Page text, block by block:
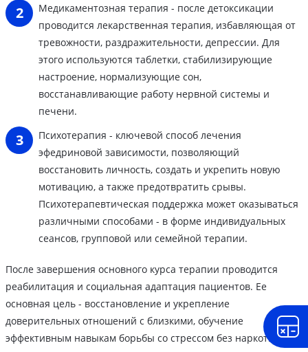
Медикаментозная терапия - после детоксикации
проводится лекарственная терапия, избавляющая от
тревожности, раздражительности, депрессии. Для
этого используются таблетки, стабилизирующие
настроение, нормализующие сон,
восстанавливающие работу нервной системы и
печени.
Психотерапия - ключевой способ лечения
эфедриновой зависимости, позволяющий
восстановить личность, создать и укрепить новую
мотивацию, а также предотвратить срывы.
Психотерапевтическая поддержка может оказываться
различными способами - в форме индивидуальных
сеансов, групповой или семейной терапии.
После завершения основного курса терапии проводится
реабилитация и социальная адаптация пациентов. Ее
основная цель - восстановление и укрепление
доверительных отношений с близкими, обучение
эффективным навыкам борьбы со стрессом без наркотиков.